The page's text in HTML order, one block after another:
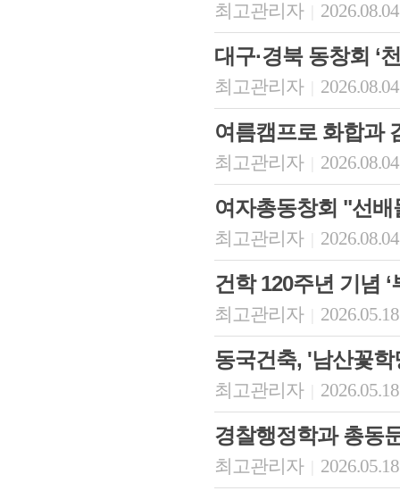
최고관리자
대구·경북 동창회 ‘
최고관리자
여름캠프로 화합과
최고관리자
여자총동창회 "선
최고관리자
건학 120주년 기념
최고관리자
동국건축, '남산꽃
최고관리자
경찰행정학과 총동
최고관리자